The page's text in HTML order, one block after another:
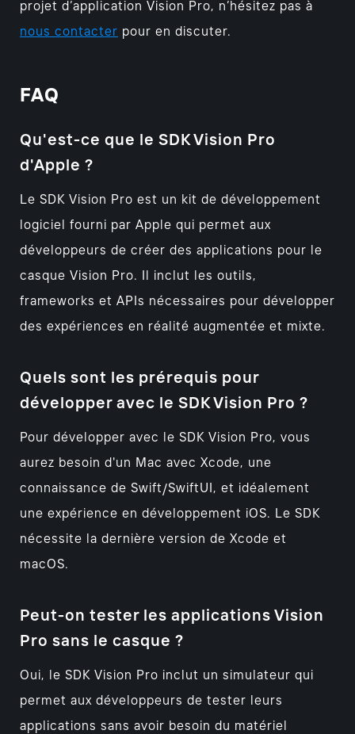
projet d’application Vision Pro, n’hésitez pas à
nous contacter pour en discuter.
FAQ
Qu'est-ce que le SDK Vision Pro
d'Apple ?
Le SDK Vision Pro est un kit de développement
logiciel fourni par Apple qui permet aux
développeurs de créer des applications pour le
casque Vision Pro. Il inclut les outils,
frameworks et APIs nécessaires pour développer
des expériences en réalité augmentée et mixte.
Quels sont les prérequis pour
développer avec le SDK Vision Pro ?
Pour développer avec le SDK Vision Pro, vous
aurez besoin d'un Mac avec Xcode, une
connaissance de Swift/SwiftUI, et idéalement
une expérience en développement iOS. Le SDK
nécessite la dernière version de Xcode et
macOS.
Peut-on tester les applications Vision
Pro sans le casque ?
Oui, le SDK Vision Pro inclut un simulateur qui
permet aux développeurs de tester leurs
applications sans avoir besoin du matériel